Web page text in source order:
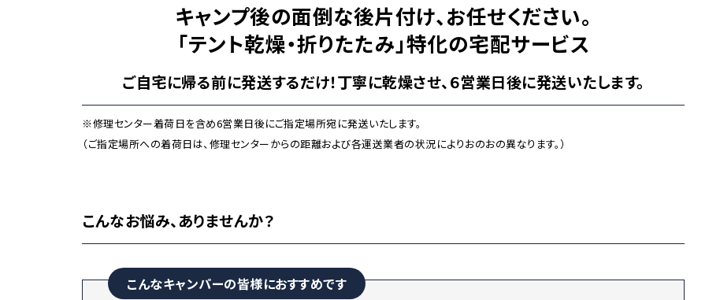
キャンプ後の面倒な後片付け、お任せください。
「テント乾燥・折りたたみ」特化の宅配サービス
ご自宅に帰る前に発送するだけ！丁寧に乾燥させ、６営業日後に発送いたします。
※修理センター着荷日を含め6営業日後にご指定場所宛に発送いたします。
（ご指定場所への着荷日は、修理センターからの距離および各運送業者の状況によりおのおの異なります。）
こんなお悩み、ありませんか？
こんなキャンパーの皆様におすすめです